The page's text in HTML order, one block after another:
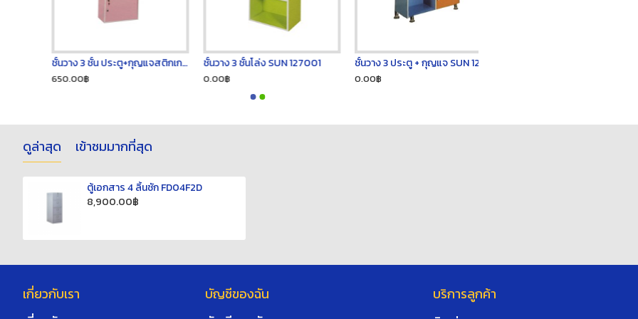
ชั้นวาง 3 ชั้น ประตู+กุญแจสติกเกอร์ SUN 127005
650.00฿
ชั้นวาง 3 ชั้นโล่ง SUN 127001
0.00฿
ชั้นวาง 3 ประตู + กุญแจ SUN 127013
0.00฿
ดูล่าสุด เข้าชมมากที่สุด
ตู้เอกสาร 4 ลิ้นชัก FD04F2D
8,900.00฿
เกี่ยวกับเรา
บัญชีของฉัน
บริการลูกค้า